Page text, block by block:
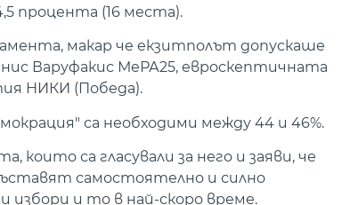
процента (16 места).
макар че екзитполът допускаше
Варуфакис МеРА25, евроскептичната
НИКИ (Победа).
са необходими между 44 и 46%.
са гласували за него и заяви, че
самостоятелно и силно
избори и то в най-скоро време.